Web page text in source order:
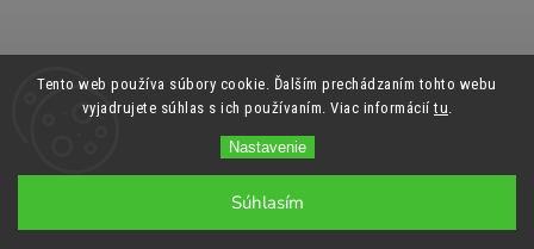
Tento web používa súbory cookie. Ďalším prechádzaním tohto webu
vyjadrujete súhlas s ich používaním. Viac informáciítu
Nastavenie
Súhlasím